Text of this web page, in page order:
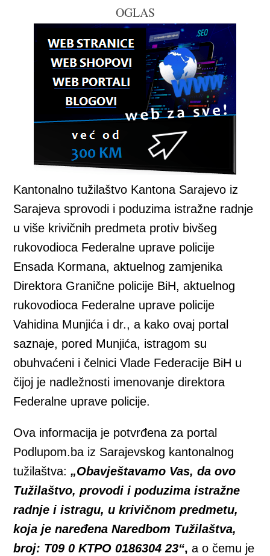
OGLAS
Kantonalno tužilaštvo Kantona Sarajevo iz
Sarajeva sprovodi i poduzima istražne radnje
u više krivičnih predmeta protiv bivšeg
rukovodioca Federalne uprave policije
Ensada Kormana, aktuelnog zamjenika
Direktora Granične policije BiH, aktuelnog
rukovodioca Federalne uprave policije
Vahidina Munjića i dr., a kako ovaj portal
saznaje, pored Munjića, istragom su
obuhvaćeni i čelnici Vlade Federacije BiH u
čijoj je nadležnosti imenovanje direktora
Federalne uprave policije.
Ova informacija je potvrđena za portal
Podlupom.ba iz Sarajevskog kantonalnog
tužilaštva:„Obavještavamo Vas, da ovo
Tužilaštvo, provodi i poduzima istražne
radnje i istragu, u krivičnom predmetu,
koja je naređena Naredbom Tužilaštva,
broj: T09 0 KTPO 0186304 23“,a o čemu je